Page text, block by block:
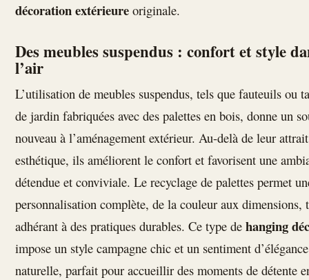
décoration extérieure originale.
Des meubles suspendus : confort et style
l’air
L’utilisation de meubles suspendus, tels que fauteuils ou
de jardin fabriquées avec des palettes en bois, donne un
nouveau à l’aménagement extérieur. Au-delà de leur attrait
esthétique, ils améliorent le confort et favorisent une
détendue et conviviale. Le recyclage de palettes permet
personnalisation complète, de la couleur aux dimensions,
adhérant à des pratiques durables. Ce type de hanging
impose un style campagne chic et un sentiment d’élégance
naturelle, parfait pour accueillir des moments de détente